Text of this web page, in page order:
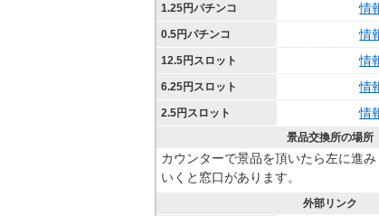
1.25円パチンコ
情
0.5円パチンコ 情
12.5円スロット 情
6.25円スロット 情
2.5円スロット 情
景品交換所の場所
カウンターで景品を頂いたら左に進
いくと窓口があります。
外部リンク